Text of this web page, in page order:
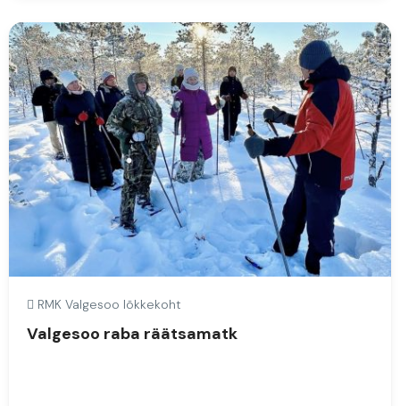
RMK Valgesoo lõkkekoht
Valgesoo raba räätsamatk